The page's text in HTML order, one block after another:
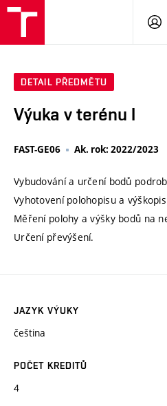
DETAIL PŘEDMĚTU
Výuka v terénu I
FAST-GE06 Ak. rok: 2022/2023
Vybudování a určení bodů
Vyhotovení polohopisu a
Měření polohy a výšky bodů na
Určení převýšení.
JAZYK VÝUKY
čeština
POČET KREDITŮ
4